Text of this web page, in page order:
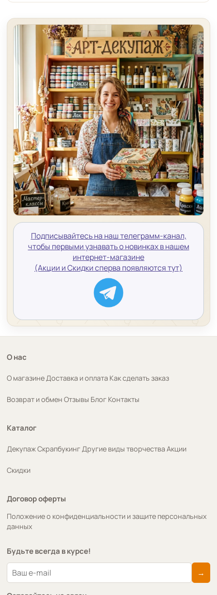
Подписывайтесь на наш телеграмм-канал,
чтобы первыми узнавать о новинках в нашем
интернет-магазине
(Акции и Скидки сперва появляются тут)
О нас
О магазинеДоставка и оплата Как сделать заказ
Возврат и обмен Отзывы Блог Контакты
Каталог
ДекупажСкрапбукингДругие виды творчества Акции
Скидки
Договор оферты
Положение о конфиденциальности и защите персональных
данных
Будьте всегда в курсе!
→